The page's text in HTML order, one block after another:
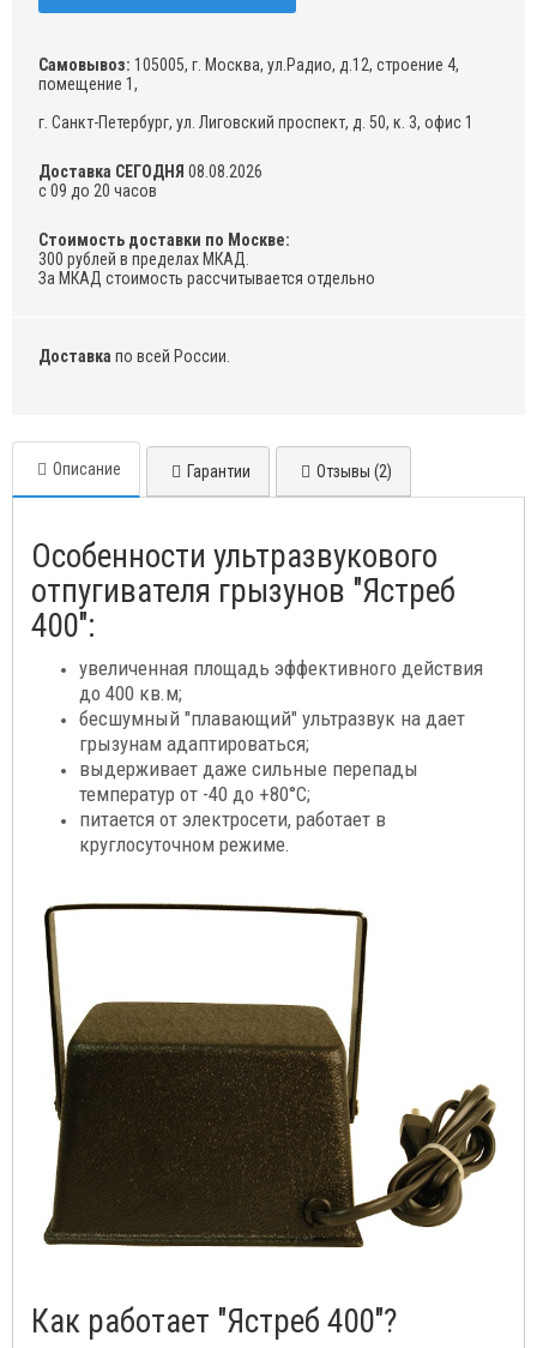
Самовывоз: 105005, г. Москва, ул.Радио, д.12, строение 4,
помещение 1,
г. Санкт-Петербург, ул. Лиговский проспект, д. 50, к. 3, офис 1
Доставка СЕГОДНЯ 08.08.2026
с 09 до 20 часов
Стоимость доставки по Москве:
300 рублей в пределах МКАД.
За МКАД стоимость рассчитывается отдельно
Доставка по всей России.
Описание Гарантии Отзывы (2)
Особенности ультразвукового
отпугивателя грызунов "Ястреб
400":
увеличенная площадь эффективного действия
до 400 кв.м;
бесшумный "плавающий" ультразвук на дает
грызунам адаптироваться;
выдерживает даже сильные перепады
температур от -40 до +80°C;
питается от электросети, работает в
круглосуточном режиме.
Как работает "Ястреб 400"?